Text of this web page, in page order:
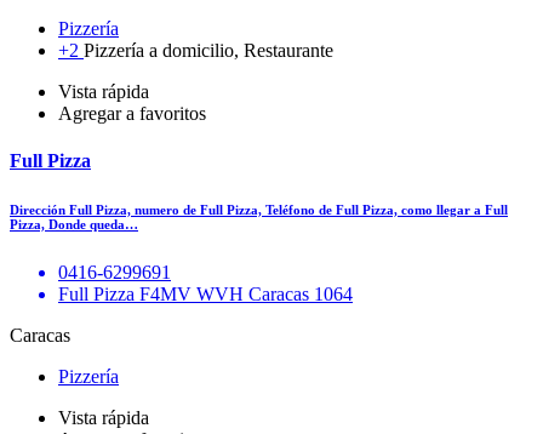
Pizzería
+2 Pizzería a domicilio, Restaurante
Vista rápida
Agregar a favoritos
Full Pizza
Dirección Full Pizza, numero de Full Pizza, Teléfono de Full Pizza, como llegar a Full
Pizza, Donde queda…
0416-6299691
Full Pizza F4MV WVH Caracas 1064
Caracas
Pizzería
Vista rápida